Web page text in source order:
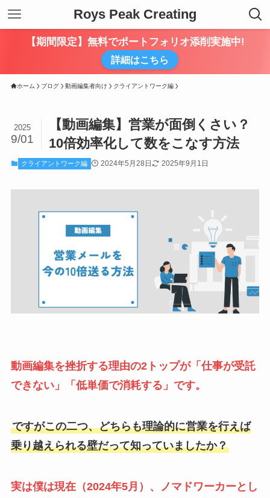
Roys Peak Creating
【期間限定】無料でポートフォリオ添削実施中!
詳細はこちら
ホーム ブログ 動画編集者向け クライアントワーク編
【動画編集】営業が面倒くさい？
10倍効率化して数をこなす方法
2025
9/01
クライアントワーク編 2024年5月28日 2025年9月1日
動画編集を挫折する理由の2トップが「仕事が受託
できない」「低単価で消耗する」です。
ですがこの二つ、どちらも理論的に営業を行えば
乗り越えられる壁だって知っていましたか？
実は僕は現在（2024年5月）、ノマドワーカーとし